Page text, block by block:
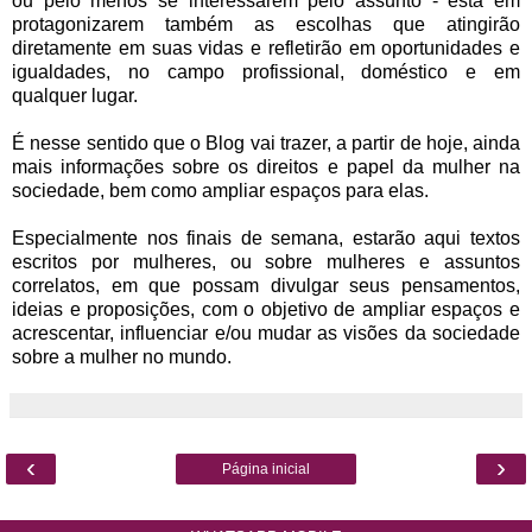
protagonizarem também as escolhas que atingirão
diretamente em suas vidas e refletirão em oportunidades e
igualdades, no campo profissional, doméstico e em
qualquer lugar.
É nesse sentido que o Blog vai trazer, a partir de hoje, ainda
mais informações sobre os direitos e papel da mulher na
sociedade, bem como ampliar espaços para elas.
Especialmente nos finais de semana, estarão aqui textos
escritos por mulheres, ou sobre mulheres e assuntos
correlatos, em que possam divulgar seus pensamentos,
ideias e proposições, com o objetivo de ampliar espaços e
acrescentar, influenciar e/ou mudar as visões da sociedade
sobre a mulher no mundo.
‹ ›
Página inicial